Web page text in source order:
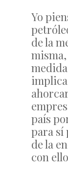
Yo
de la
país
para sí
de la
con